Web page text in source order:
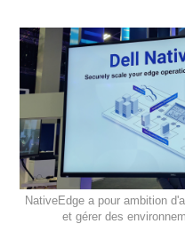
NativeEdge a pour ambition
et gérer des